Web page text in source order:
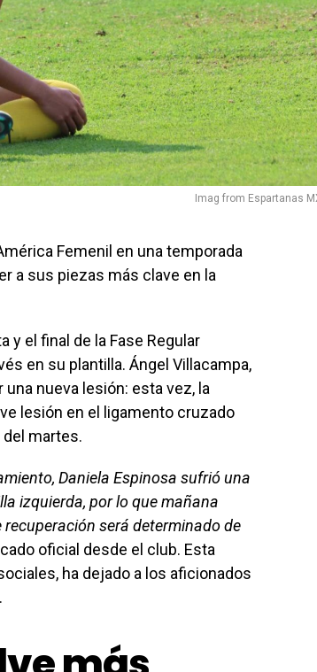
Imag from Espartanas
Femenil en una temporada
a sus piezas más clave en la
y el final de la Fase Regular
en su plantilla. Ángel Villacampa,
nueva lesión: esta vez, la
lesión en el ligamento cruzado
martes.
Daniela Espinosa sufrió una
izquierda, por lo que mañana
será determinado de
oficial desde el club. Esta
ha dejado a los aficionados